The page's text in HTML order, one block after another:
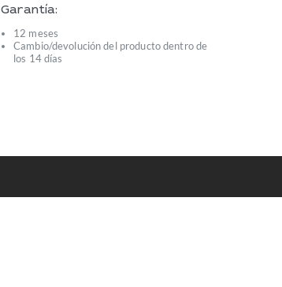
Garantía:
12 meses
Cambio/devolución del producto dentro de
los 14 días